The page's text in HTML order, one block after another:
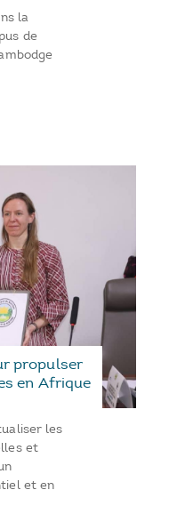
la
de
propulser
en Afrique
les
et
et en